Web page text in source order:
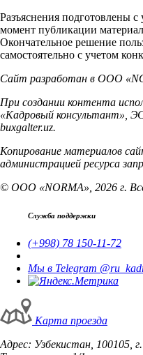
Разъяснения подготовлены
момент публикации
Окончательное решение
самостоятельно с учетом
Сайт разработан в ООО
При создании контента
«Кадровый консультант»,
buxgalter.uz.
Копирование материалов
администрацией ресурса
© ООО «NORMA», 2026 г.
Служба поддержки
(+998) 78 150-11-72
Мы в Telegram
Карта проезда
Адрес: Узбекистан, 100105,